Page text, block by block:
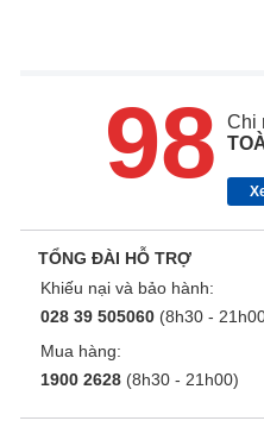
98
Chi
TỔNG ĐÀI HỖ TRỢ
Khiếu nại và bảo hành:
028 39 505060 (8h30 -
Mua hàng:
1900 2628 (8h30 - 21h00)